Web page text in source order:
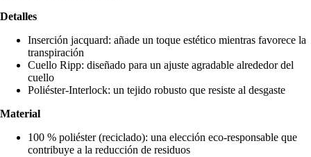
Detalles
Inserción jacquard: añade un toque estético mientras favorece la
transpiración
Cuello Ripp: diseñado para un ajuste agradable alrededor del
cuello
Poliéster-Interlock: un tejido robusto que resiste al desgaste
Material
100 % poliéster (reciclado): una elección eco-responsable que
contribuye a la reducción de residuos